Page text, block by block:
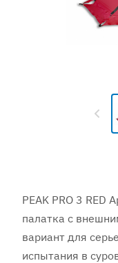
PEAK PRO 3 RED
палатка с
вариант для
испытания в